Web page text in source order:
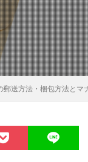
郵送方法・梱包方法とマ